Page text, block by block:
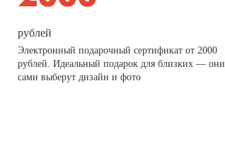
рублей
Электронный подарочный сертификат от 2000
рублей. Идеальный подарок для близких — они
сами выберут дизайн и фото